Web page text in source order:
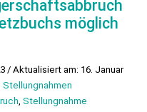
möglich
/ Aktualisiert am: 16. Januar
Stellungnahmen
, Stellungnahme